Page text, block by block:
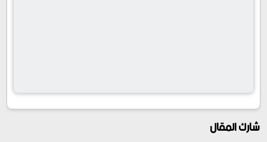
شارك المقال